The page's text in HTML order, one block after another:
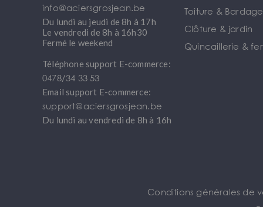
info@aciersgrosjean.be
Du lundi au jeudi de 8h à 17h
Le vendredi de 8h à 16h30
Fermé le weekend
Téléphone support E-commerce:
0478/34 33 53
Email support E-commerce:
support@aciersgrosjean.be
Du lundi au vendredi de 8h à 16h
Toiture & Bardage
Clôture & jardin
Quincaillerie &
Conditions générales de